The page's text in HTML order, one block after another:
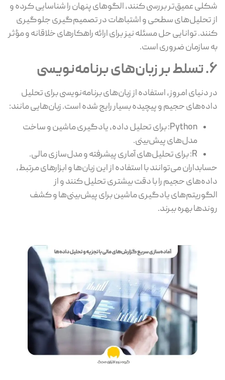
شکلی عمیق‌تر بررسی کنند، الگوهای پنهان را شناسایی کرده و
از تحلیل‌های سطحی و اشتباهات در تصمیم‌گیری جلوگیری
کنند. توانایی حل مسئله نیز برای ارائه راهکارهای خلاقانه و مؤثر
به سازمان ضروری است.
6. تسلط بر زبان‌های برنامه‌نویسی
در دنیای امروز، استفاده از زبان‌های برنامه‌نویسی برای تحلیل
داده‌های حجیم و پیچیده بسیار رایج شده است. زبان‌هایی مانند:
Python: برای تحلیل داده، یادگیری ماشین و ساخت
مدل‌های پیش‌بینی.
R: برای تحلیل‌های آماری پیشرفته و مدل‌سازی مالی.
حسابداران می‌توانند با استفاده از این زبان‌ها و ابزارهای مرتبط،
داده‌های حجیم را با دقت بیشتری تحلیل کنند و از
الگوریتم‌های یادگیری ماشین برای پیش‌بینی‌ها و کشف
روندها بهره ببرند.